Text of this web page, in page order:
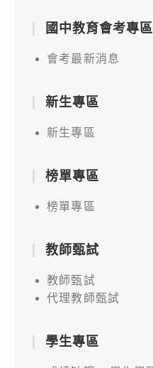
國中教育會考專區
會考最新消息
新生專區
新生專區
榜單專區
榜單專區
教師甄試
教師甄試
代理教師甄試
學生專區